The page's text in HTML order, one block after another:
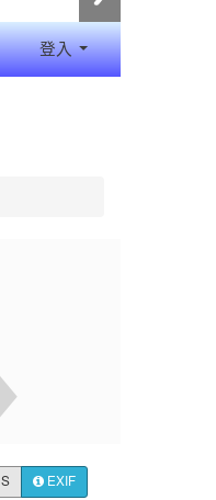
登入
S EXIF